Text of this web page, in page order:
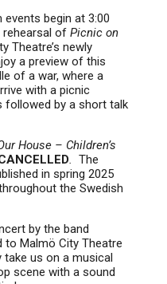
begin at 3:00
rehearsal of Picnic on
Theatre’s newly
a preview of this
of a war, where a
with a picnic
followed by a short talk
House – Children’s
. The
in spring 2025
the Swedish
by the band
Malmö City Theatre
take us on a musical
scene with a sound